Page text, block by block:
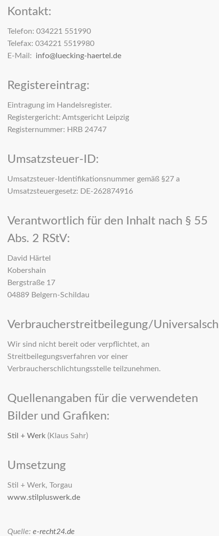
Kontakt:
Telefon: 034221 551990
Telefax: 034221 5519980
E-Mail: info@luecking-haertel.de
Registereintrag:
Eintragung im Handelsregister.
Registergericht: Amtsgericht Leipzig
Registernummer: HRB 24747
Umsatzsteuer-ID:
Umsatzsteuer-Identifikationsnummer gemäß §27 a
Umsatzsteuergesetz: DE-262874916
Verantwortlich für den Inhalt nach § 55
Abs. 2 RStV:
David Härtel
Kobershain
Bergstraße 17
04889 Belgern-Schildau
Verbraucherstreitbeilegung/
Wir sind nicht bereit oder verpflichtet, an
Streitbeilegungsverfahren vor einer
Verbraucherschlichtungsstelle teilzunehmen.
Quellenangaben für die verwendeten
Bilder und Grafiken:
Stil + Werk (Klaus Sahr)
Umsetzung
Stil + Werk, Torgau
www.stilpluswerk.de
Quelle: e-recht24.de